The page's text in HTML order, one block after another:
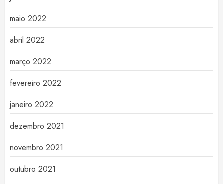
maio 2022
abril 2022
março 2022
fevereiro 2022
janeiro 2022
dezembro 2021
novembro 2021
outubro 2021